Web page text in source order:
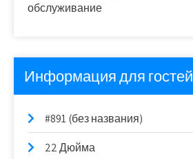
обслуживание
Информация для гостей
#891 (без названия)
22 Дюйма